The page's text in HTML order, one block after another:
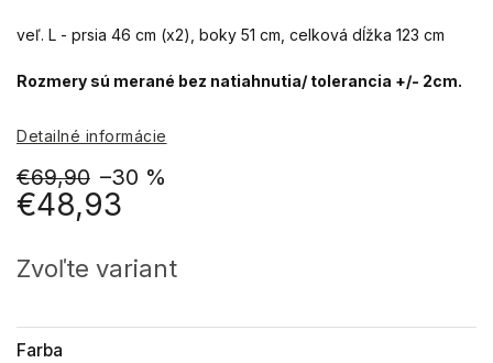
€69,90 –30 %
€48,93
cena:
Zvoľte variant
Farba
veľ. L - prsia 46 cm (x2), boky 51 cm, celková dĺžka 123 cm
Rozmery sú merané bez natiahnutia/ tolerancia +/- 2cm.
Detailné informácie